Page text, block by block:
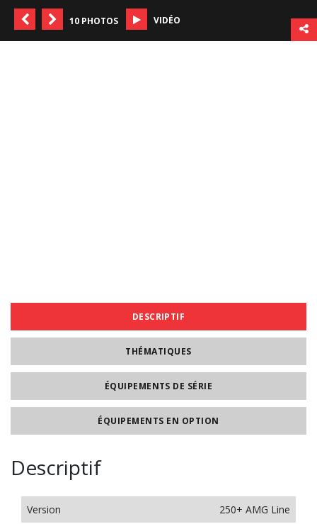
10 PHOTOS VIDÉO
DESCRIPTIF
THÉMATIQUES
ÉQUIPEMENTS DE SÉRIE
ÉQUIPEMENTS EN OPTION
Descriptif
Version
250+ AMG Line